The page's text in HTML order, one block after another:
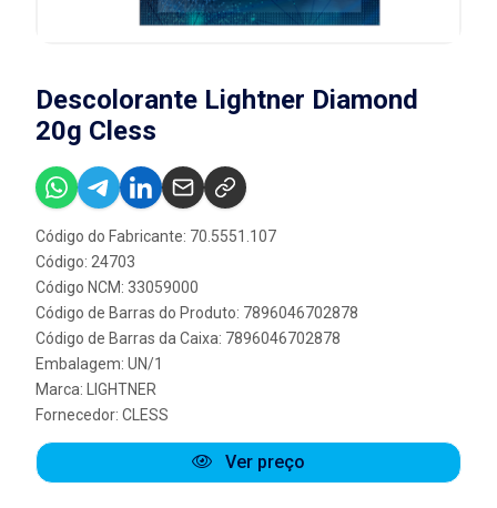
Descolorante Lightner Diamond
20g Cless
Código do Fabricante: 70.5551.107
Código: 24703
Código NCM: 33059000
Código de Barras do Produto: 7896046702878
Código de Barras da Caixa: 7896046702878
Embalagem: UN/1
Marca: LIGHTNER
Fornecedor: CLESS
Ver preço